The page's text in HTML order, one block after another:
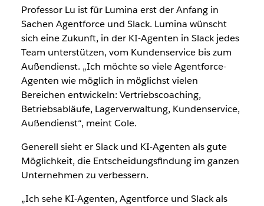
Professor Lu ist für Lumina erst der Anfang in
Sachen Agentforce und Slack. Lumina wünscht
sich eine Zukunft, in der KI-Agenten in Slack jedes
Team unterstützen, vom Kundenservice bis zum
Außendienst. „Ich möchte so viele Agentforce-
Agenten wie möglich in möglichst vielen
Bereichen entwickeln: Vertriebscoaching,
Betriebsabläufe, Lagerverwaltung, Kundenservice,
Außendienst“, meint Cole.
Generell sieht er Slack und KI-Agenten als gute
Möglichkeit, die Entscheidungsfindung im ganzen
Unternehmen zu verbessern.
„Ich sehe KI-Agenten, Agentforce und Slack als